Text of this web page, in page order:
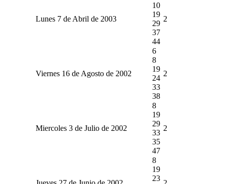
Lunes 7 de Abril de 2003
10
19
29
37
44
2
Viernes 16 de Agosto de 2002
6
8
19
24
33
38
2
Miercoles 3 de Julio de 2002
8
19
29
33
35
47
2
8
19
23